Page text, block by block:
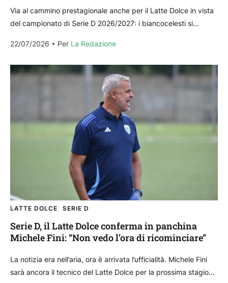
Via al cammino prestagionale anche per il Latte Dolce in vista
del campionato di Serie D 2026/2027: i biancocelesti si
22/07/2026
Per La Redazione
LATTE DOLCE SERIE D
Serie D, il Latte Dolce conferma in panchina
Michele Fini: “Non vedo l’ora di ricominciare”
La notizia era nell’aria, ora è arrivata l’ufficialità. Michele Fini
sarà ancora il tecnico del Latte Dolce per la prossima stagione